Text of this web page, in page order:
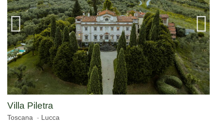
Villa Piletra
Toscana Lucca